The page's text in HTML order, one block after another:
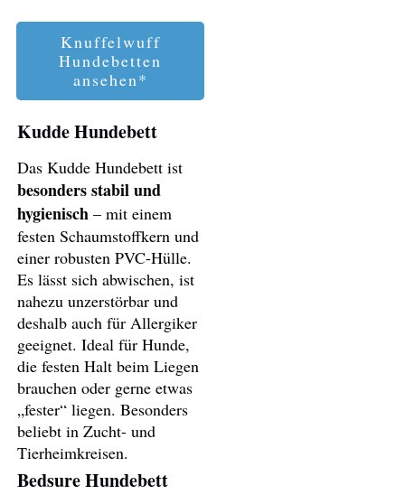
Knuffelwuff
Hundebetten
ansehen*
Kudde Hundebett
Das Kudde Hundebett ist
besonders stabil und
hygienisch – mit einem
festen Schaumstoffkern und
einer robusten PVC-Hülle.
Es lässt sich abwischen, ist
nahezu unzerstörbar und
deshalb auch für Allergiker
geeignet. Ideal für Hunde,
die festen Halt beim Liegen
brauchen oder gerne etwas
„fester“ liegen. Besonders
beliebt in Zucht- und
Tierheimkreisen.
Bedsure Hundebett